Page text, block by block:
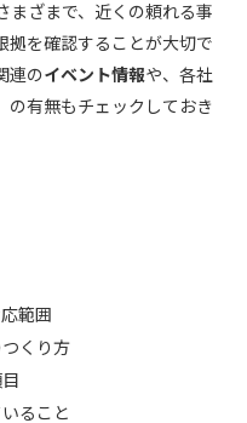
まざまで、近くの頼れる事
拠を確認することが大切で
連のイベント情報や、各社
の有無もチェックしておき
範囲
くり方
ること